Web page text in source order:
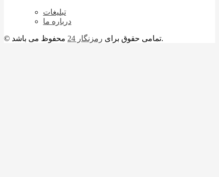
تبلیغات
درباره ما
© تمامی حقوق برای رمزنگار 24 محفوظ می باشد.